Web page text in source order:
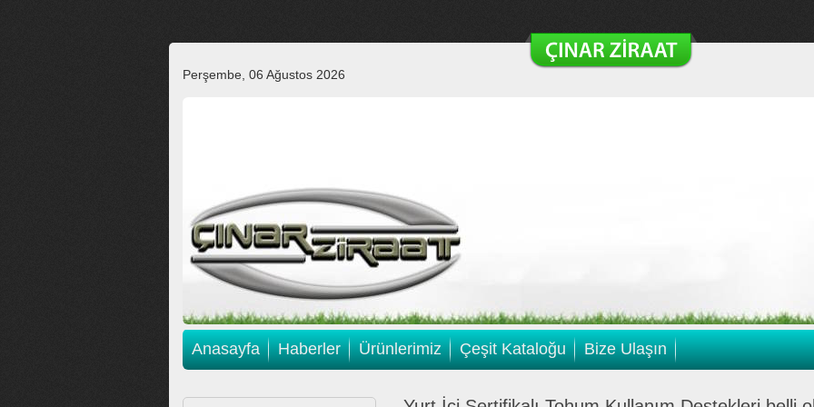
Perşembe, 06 Ağustos 2026
Anasayfa Haberler Ürünlerimiz Çeşit Kataloğu Bize Ulaşın